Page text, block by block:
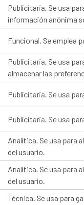
Publicitaria. Se usa
información anónima
Funcional. Se emplea
Publicitaria. Se usa
almacenar las
Publicitaria. Se usa
Publicitaria. Se usa
Analítica. Se usa para
del usuario.
Analítica. Se usa para
del usuario.
Técnica. Se usa para